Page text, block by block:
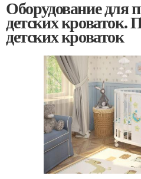
Оборудование для
детских кроваток.
детских кроваток